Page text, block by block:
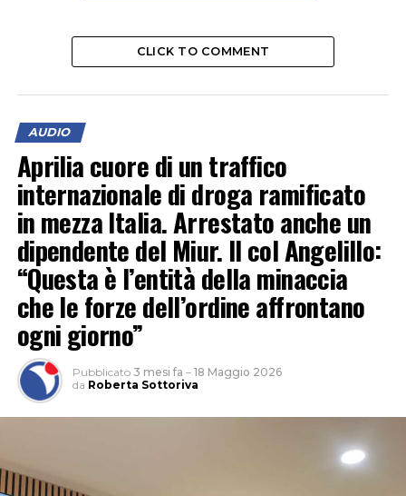
CLICK TO COMMENT
AUDIO
Aprilia cuore di un traffico
internazionale di droga ramificato
in mezza Italia. Arrestato anche un
dipendente del Miur. Il col Angelillo:
“Questa è l’entità della minaccia
che le forze dell’ordine affrontano
ogni giorno”
Pubblicato 3 mesi fa – 18 Maggio 2026
da Roberta Sottoriva